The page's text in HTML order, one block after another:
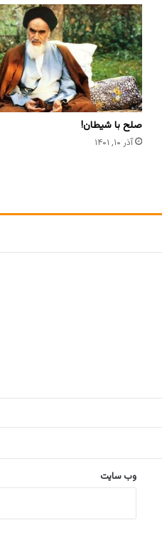
صلح با شیطان!
آذر ۱۰, ۱۴۰۱
وب‌ سایت